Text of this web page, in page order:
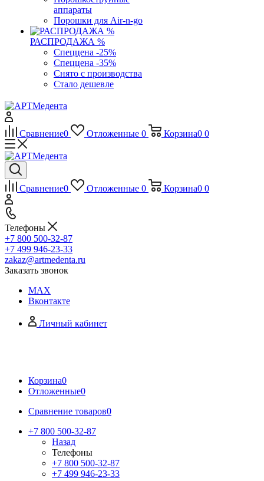
аппараты
Порошки для Air-n-go
РАСПРОДАЖА %
Спеццена -25%
Спеццена -35%
Снято с производства
Стало дешевле
Сравнение0 Отложенные 0 Корзина0 0
Сравнение0 Отложенные 0 Корзина0 0
Телефоны
+7 800 500-32-87
+7 499 946-23-33
zakaz@artmedenta.ru
Заказать звонок
MAX
Вконтакте
Личный кабинет
Корзина0
Отложенные0
Сравнение товаров0
+7 800 500-32-87
Назад
Телефоны
+7 800 500-32-87
+7 499 946-23-33